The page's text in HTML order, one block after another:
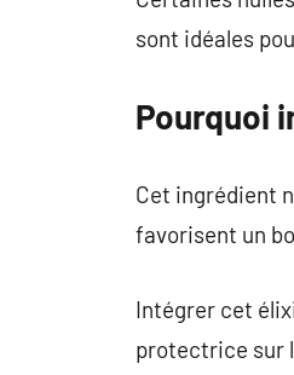
sont idéales
Pourquoi
Cet ingrédient
favorisent un
Intégrer cet
protectrice sur